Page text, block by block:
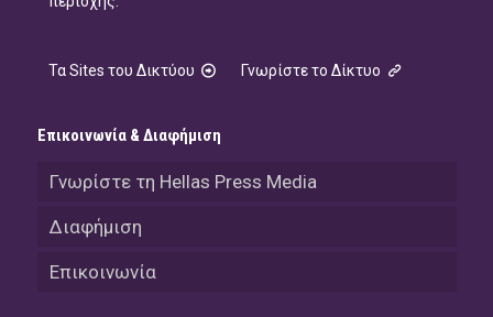
Τα Sites του Δικτύου Γνωρίστε το Δίκτυο
Επικοινωνία & Διαφήμιση
Γνωρίστε τη Hellas Press Media
Διαφήμιση
Επικοινωνία